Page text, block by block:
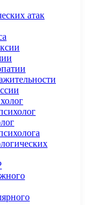
атак